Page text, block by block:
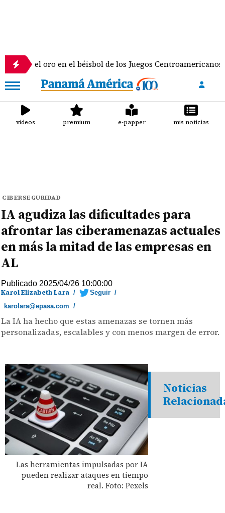
el oro en el béisbol de los Juegos Centroamericanos y del
videos premium e-papper mis noticias
CIBERSEGURIDAD
IA agudiza las dificultades para
afrontar las ciberamenazas actuales
en más la mitad de las empresas en
AL
Publicado 2025/04/26 10:00:00
Karol Elizabeth Lara / Seguir /
karolara@epasa.com /
La IA ha hecho que estas amenazas se tornen más
personalizadas, escalables y con menos margen de error.
Las herramientas impulsadas por IA
pueden realizar ataques en tiempo
real. Foto: Pexels
Noticias